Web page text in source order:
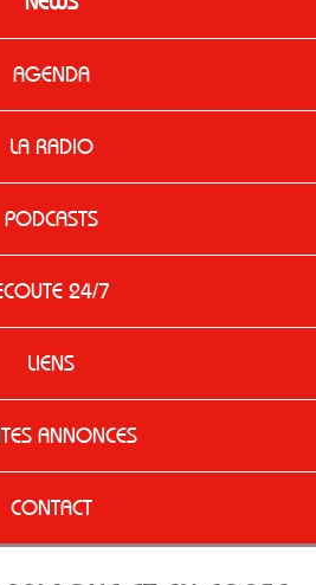
AGENDA
LA RADIO
PODCASTS
24/7
LIENS
ANNONCES
CONTACT